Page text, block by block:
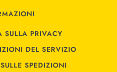
SULLA PRIVACY
DEL SERVIZIO
SPEDIZIONI